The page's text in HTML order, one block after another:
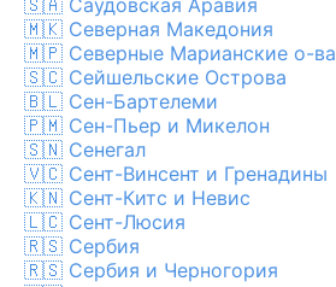
🇸🇦 Саудовская Аравия
🇲🇰 Северная Македония
🇲🇵 Северные Марианские о-ва
🇸🇨 Сейшельские Острова
🇧🇱 Сен-Бартелеми
🇵🇲 Сен-Пьер и Микелон
🇸🇳 Сенегал
🇻🇨 Сент-Винсент и Гренадины
🇰🇳 Сент-Китс и Невис
🇱🇨 Сент-Люсия
🇷🇸 Сербия
🇷🇸 Сербия и Черногория